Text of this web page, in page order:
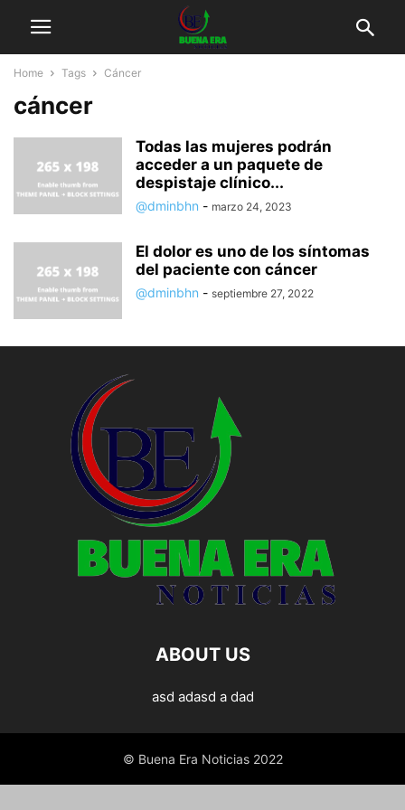
Home Tags Cáncer
cáncer
Todas las mujeres podrán
acceder a un paquete de
despistaje clínico...
@dminbhn - marzo 24, 2023
El dolor es uno de los síntomas
del paciente con cáncer
@dminbhn - septiembre 27, 2022
ABOUT US
asd adasd a dad
© Buena Era Noticias 2022